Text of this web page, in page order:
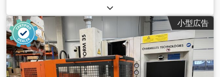
300 mm
kg（キログラム）, 全高:2,398 mm, 全幅:1,690 mm, 全長:
1,900 mm
, 羽ペンのストローク: 300 mm
, ワーク長さ（最
大）:790 mm, 加工物幅（最大）:530 mm, ワークピース高さ
（最大）:275 mm , 総重量:2,800 kg（キログラム）, タンク容
量:410 l, GFマシニングソリューションズ FORM 200 2015 年
製造 - EDM 時間はわずか 7,200 時間! C型形彫り放電加工機 下
小型広告